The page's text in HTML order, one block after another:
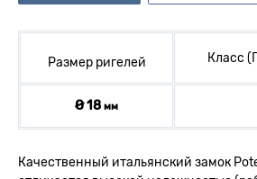
Размер ригелей Класс
Ø 18 мм
Качественный итальянский замок